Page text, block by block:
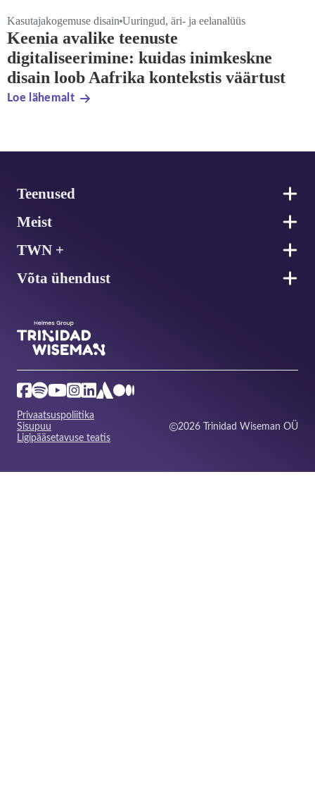
Kasutajakogemuse disain Uuringud, äri- ja eelanalüüs
Keenia avalike teenuste
digitaliseerimine: kuidas inimkeskne
disain loob Aafrika kontekstis väärtust
Loe lähemalt
Teenused
Meist
TWN +
Võta ühendust
Privaatsuspoliitika
Sisupuu
Ligipääsetavuse teatis
2026 Trinidad Wiseman OÜ